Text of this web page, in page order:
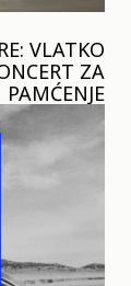
VLATKO
ZA
PAMĆENJE